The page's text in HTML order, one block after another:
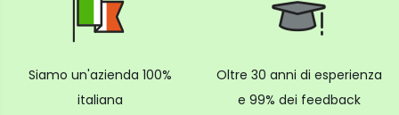
Siamo un'azienda 100%
italiana
Oltre 30 anni di esperienza
e 99% dei feedback